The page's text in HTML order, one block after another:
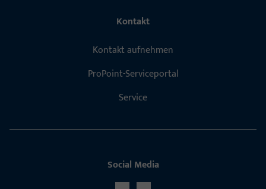
Kontakt
Kontakt aufnehmen
ProPoint-Serviceportal
Service
Social Media